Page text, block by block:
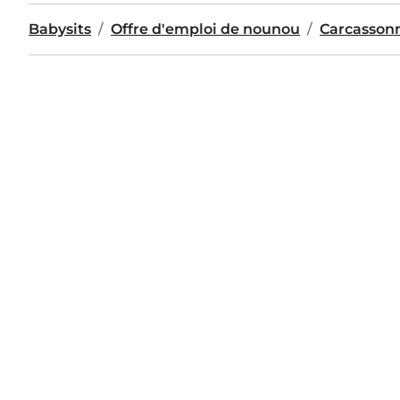
Babysits Offre d'emploi de nounou